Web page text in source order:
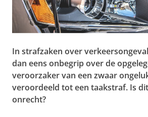
In strafzaken over
dan eens onbegrip over de
veroorzaker van een zwaar
veroordeeld tot een taakstraf. Is
onrecht?